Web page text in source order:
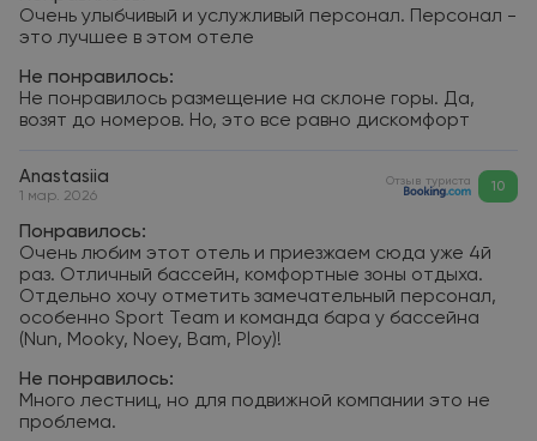
Очень улыбчивый и услужливый персонал. Персонал -
это лучшее в этом отеле
Не понравилось:
Не понравилось размещение на склоне горы. Да,
возят до номеров. Но, это все равно дискомфорт
Anastasiia
1 мар. 2026
Отзыв туриста 10
Понравилось:
Очень любим этот отель и приезжаем сюда уже 4й
раз. Отличный бассейн, комфортные зоны отдыха.
Отдельно хочу отметить замечательный персонал,
особенно Sport Team и команда бара у бассейна
(Nun, Mooky, Noey, Bam, Ploy)!
Не понравилось:
Много лестниц, но для подвижной компании это не
проблема.